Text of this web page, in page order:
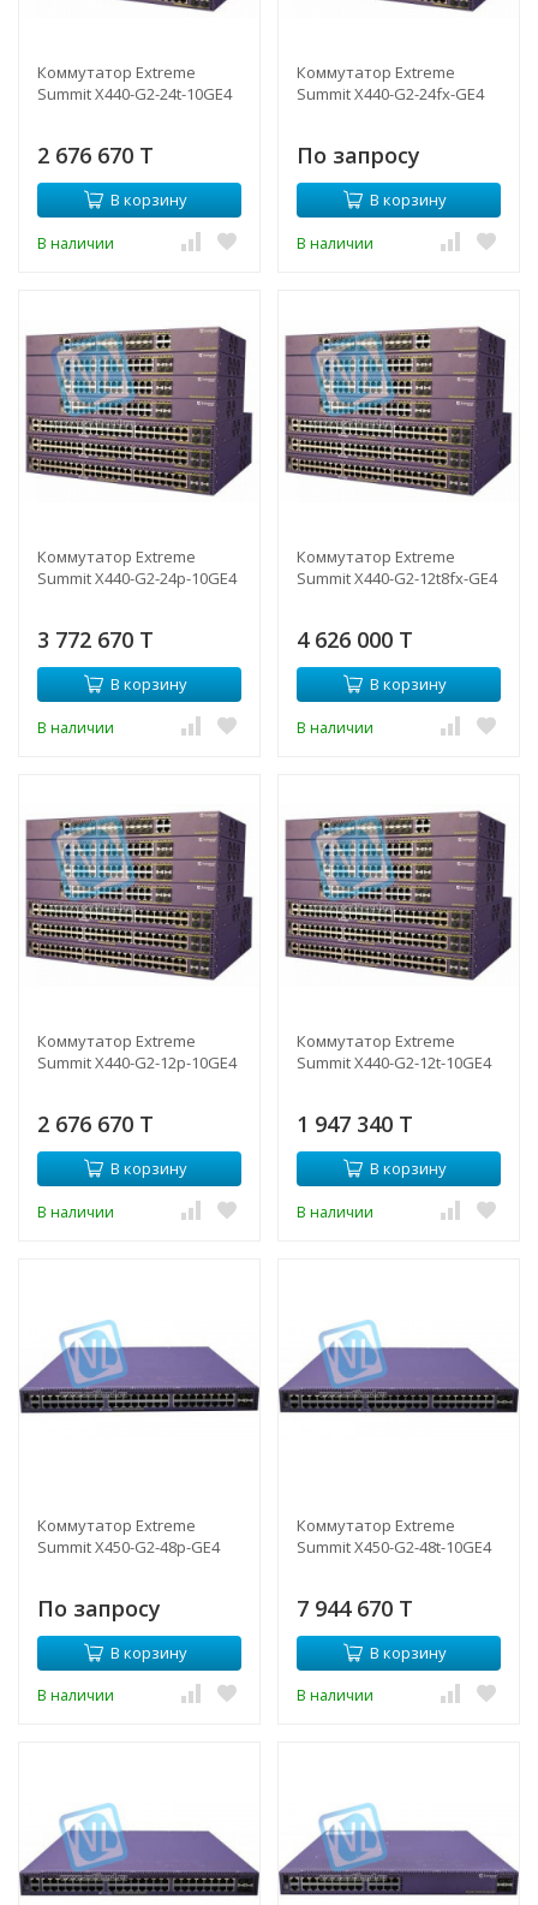
Коммутатор Extreme
Summit X440-G2-24t-10GE4
2 676 670 T
В корзину
В наличии
Коммутатор Extreme
Summit X440-G2-24fx-GE4
По запросу
В корзину
В наличии
Коммутатор Extreme
Summit X440-G2-24p-10GE4
3 772 670 T
В корзину
В наличии
Коммутатор Extreme
Summit X440-G2-12t8fx-GE4
4 626 000 T
В корзину
В наличии
Коммутатор Extreme
Summit X440-G2-12p-10GE4
2 676 670 T
В корзину
В наличии
Коммутатор Extreme
Summit X440-G2-12t-10GE4
1 947 340 T
В корзину
В наличии
Коммутатор Extreme
Summit X450-G2-48p-GE4
По запросу
В корзину
В наличии
Коммутатор Extreme
Summit X450-G2-48t-10GE4
7 944 670 T
В корзину
В наличии